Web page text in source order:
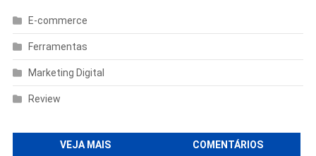
E-commerce
Ferramentas
Marketing Digital
Review
VEJA MAIS COMENTÁRIOS